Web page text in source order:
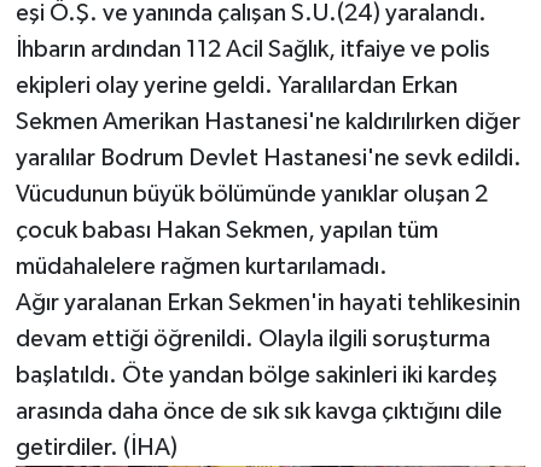
eşi Ö.Ş. ve yanında çalışan S.U.(24) yaralandı.
İhbarın ardından 112 Acil Sağlık, itfaiye ve polis
ekipleri olay yerine geldi. Yaralılardan Erkan
Sekmen Amerikan Hastanesi'ne kaldırılırken diğer
yaralılar Bodrum Devlet Hastanesi'ne sevk edildi.
Vücudunun büyük bölümünde yanıklar oluşan 2
çocuk babası Hakan Sekmen, yapılan tüm
müdahalelere rağmen kurtarılamadı.
Ağır yaralanan Erkan Sekmen'in hayati tehlikesinin
devam ettiği öğrenildi. Olayla ilgili soruşturma
başlatıldı. Öte yandan bölge sakinleri iki kardeş
arasında daha önce de sık sık kavga çıktığını dile
getirdiler. (İHA)